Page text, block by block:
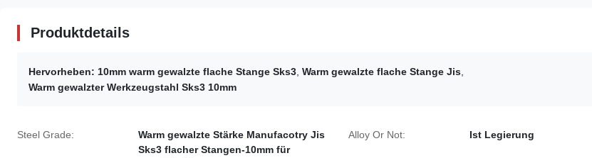
Produktdetails
Hervorheben: 10mm warm gewalzte flache Stange Sks3 Warm gewalzte flache Stange Jis
Warm gewalzter Werkzeugstahl Sks3 10mm
Steel Grade:
Warm gewalzte Stärke Manufacotry Jis
Sks3 flacher Stangen-10mm für
Alloy Or Not: Ist Legierung